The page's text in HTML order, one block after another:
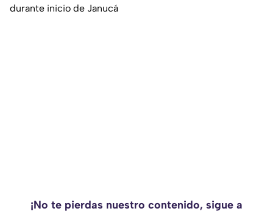
durante inicio de Janucá
¡No te pierdas nuestro contenido, sigue a